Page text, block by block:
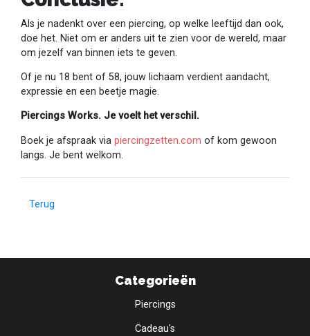
Als je nadenkt over een piercing, op welke leeftijd dan ook,
doe het. Niet om er anders uit te zien voor de wereld, maar
om jezelf van binnen iets te geven.
Of je nu 18 bent of 58, jouw lichaam verdient aandacht,
expressie en een beetje magie.
Piercings Works. Je voelt het verschil.
Boek je afspraak via piercingzetten.com of kom gewoon
langs. Je bent welkom.
Terug
Categorieën
Piercings
Cadeau's